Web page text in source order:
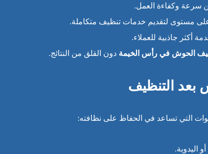
سرعة وكفاءة العمل.
مستوى لتقديم خدمات تنظيف متكاملة.
أكثر جاذبية للعملاء.
الحوش في رأس الخيمة دون القلق من النتائج.
بعد التنظيف
التي تساعد في الحفاظ على نظافته:
اليدوية.